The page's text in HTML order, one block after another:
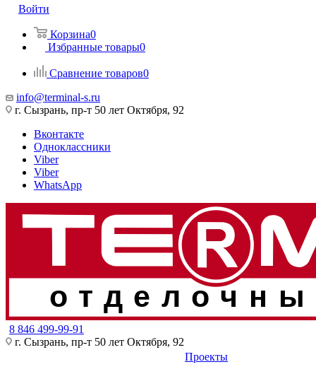
Войти
Корзина0
Избранные товары0
Сравнение товаров0
info@terminal-s.ru
г. Сызрань, пр-т 50 лет Октября, 92
Вконтакте
Одноклассники
Viber
Viber
WhatsApp
8 846 499-99-91
г. Сызрань, пр-т 50 лет Октября, 92
Проекты